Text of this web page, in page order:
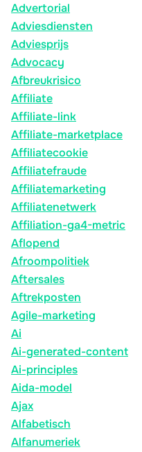
Advertorial
Adviesdiensten
Adviesprijs
Advocacy
Afbreukrisico
Affiliate
Affiliate-link
Affiliate-marketplace
Affiliatecookie
Affiliatefraude
Affiliatemarketing
Affiliatenetwerk
Affiliation-ga4-metric
Aflopend
Afroompolitiek
Aftersales
Aftrekposten
Agile-marketing
Ai
Ai-generated-content
Ai-principles
Aida-model
Ajax
Alfabetisch
Alfanumeriek